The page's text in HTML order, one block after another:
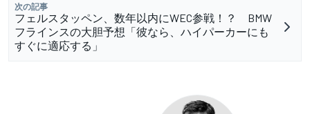
次の記事
フェルスタッペン、数年以内にWEC参戦！？ BMW
フラインスの大胆予想「彼なら、ハイパーカーにも
すぐに適応する」